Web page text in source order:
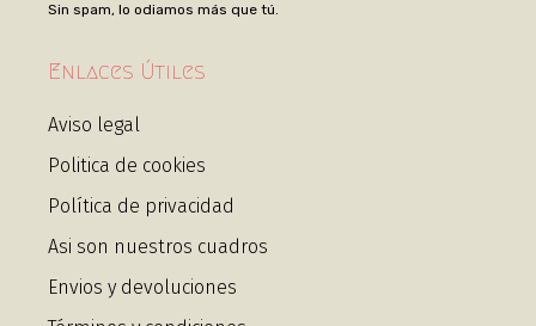
Sin spam, lo odiamos más que tú.
Enlaces Útiles
Aviso legal
Politica de cookies
Política de privacidad
Asi son nuestros cuadros
Envios y devoluciones